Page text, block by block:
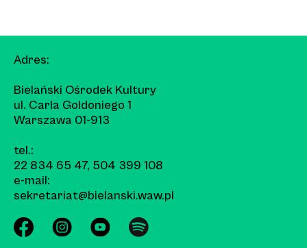
Adres:
Bielański Ośrodek Kultury
ul. Carla Goldoniego 1
Warszawa 01-913
tel.:
22 834 65 47, 504 399 108
e-mail:
sekretariat@bielanski.waw.pl